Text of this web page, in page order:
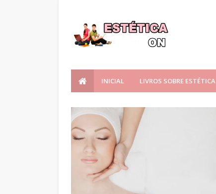
INICIAL LIVROS SOBRE ESTÉTICA